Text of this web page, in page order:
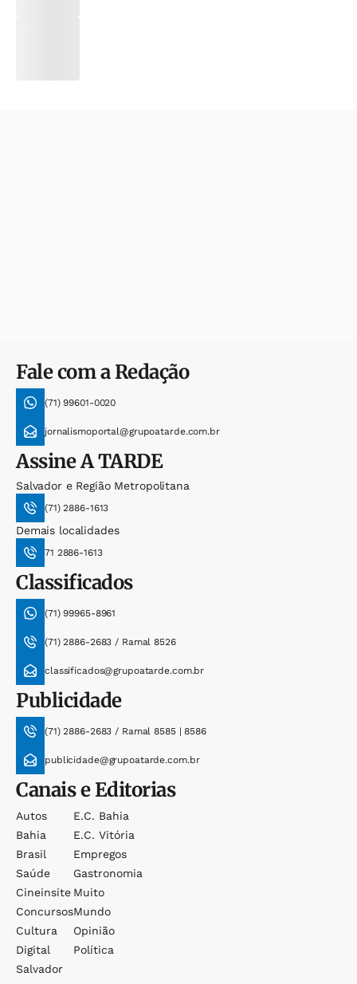
Fale com a Redação
(71) 99601-0020
jornalismoportal@grupoatarde.com.br
AssineA TARDE
Salvador e Região Metropolitana
(71) 2886-1613
Demais localidades
71 2886-1613
Classificados
(71) 99965-8961
(71) 2886-2683 / Ramal 8526
classificados@grupoatarde.com.br
Publicidade
(71) 2886-2683 / Ramal 8585 | 8586
publicidade@grupoatarde.com.br
Canais e Editorias
Autos
Bahia
Brasil
Saúde
Cineinsite
Concursos
Cultura
Digital
Salvador
E.c. Bahia
E.c. Vitória
Empregos
Gastronomia
Muito
Mundo
Opinião
Política